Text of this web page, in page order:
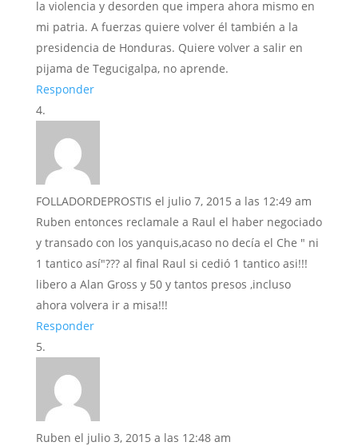
la violencia y desorden que impera ahora mismo en
mi patria. A fuerzas quiere volver él también a la
presidencia de Honduras. Quiere volver a salir en
pijama de Tegucigalpa, no aprende.
Responder
FOLLADORDEPROSTIS el julio 7, 2015 a las 12:49 am
Ruben entonces reclamale a Raul el haber negociado
y transado con los yanquis,acaso no decía el Che " ni
1 tantico así"??? al final Raul si cedió 1 tantico asi!!!
libero a Alan Gross y 50 y tantos presos ,incluso
ahora volvera ir a misa!!!
Responder
Ruben el julio 3, 2015 a las 12:48 am